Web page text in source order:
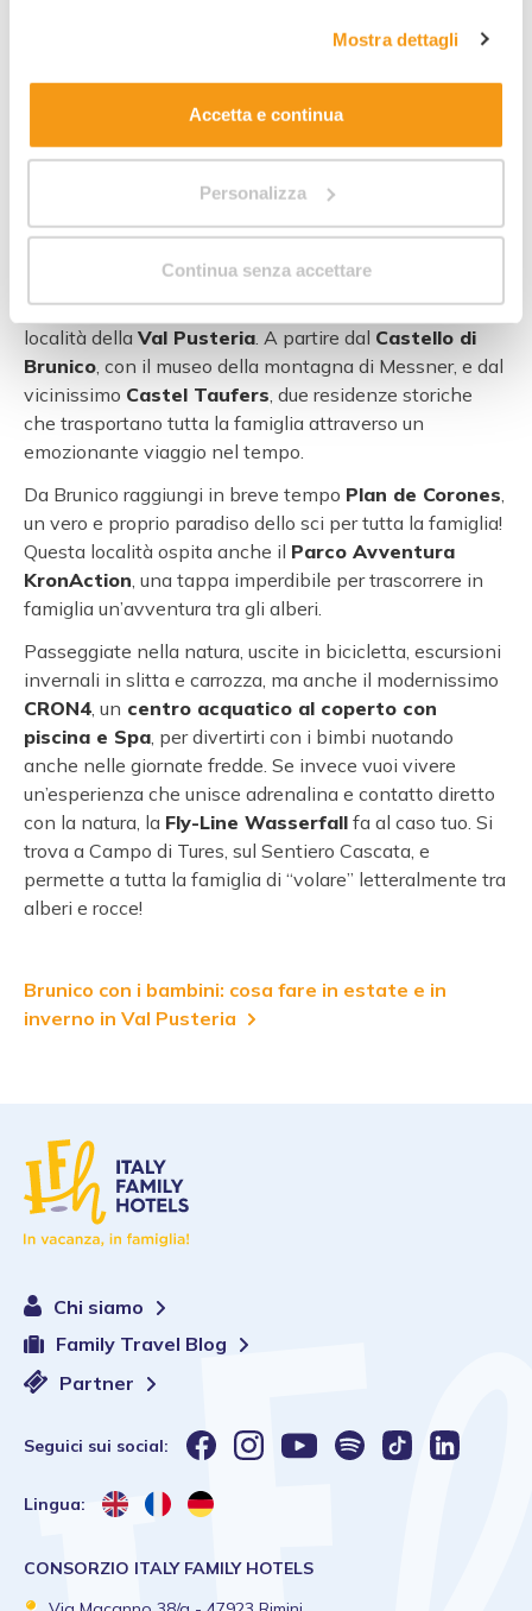
. Allo stesso link trovi la nostra informativa
estesa sui cookie.
Mostra dettagli
Accetta e continua
Personalizza
Continua senza accettare
storico e la collana di montagne da cui è circondata,
sembra uno di quei villaggi usciti da un libro di fiabe per
bambini! Soprattutto nel periodo dell’Avvento, durante i
Family Hotel di Brunicoti consente di
goderti pienamente ogni sfaccettatura di questa
località della Val Pusteria . A partire dal Castello di
Brunico , con il museo della montagna di Messner, e dal
vicinissimo Castel Taufers , due residenze storiche
che trasportano tutta la famiglia attraverso un
emozionante viaggio nel tempo.
Da Brunico raggiungi in breve tempo Plan de Corones
un vero e proprio paradiso dello sci per tutta la famiglia!
Questa località ospita anche il Parco Avventura
KronAction , una tappa imperdibile per trascorrere in
famiglia un’avventura tra gli alberi.
Passeggiate nella natura, uscite in bicicletta, escursioni
invernali in slitta e carrozza, ma anche il modernissimo
CRON4 , un centro acquatico al coperto con
piscina e Spa , per divertirti con i bimbi nuotando
anche nelle giornate fredde. Se invece vuoi vivere
un’esperienza che unisce adrenalina e contatto diretto
con la natura, la Fly-Line Wasserfall fa al caso tuo. Si
trova a Campo di Tures, sul Sentiero Cascata, e
permette a tutta la famiglia di “volare” letteralmente tra
alberi e rocce!
Brunico con i bambini: cosa fare in estate e in
inverno in Val Pusteria
Chi siamo
Family Travel Blog
Partner
Seguici sui social:
Lingua:
CONSORZIO ITALY FAMILY HOTELS